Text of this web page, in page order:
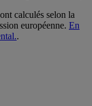
calculés selon la
européenne. En
.